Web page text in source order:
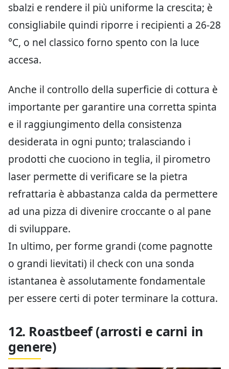
sbalzi e rendere il più uniforme la crescita; è
consigliabile quindi riporre i recipienti a 26-28
°C, o nel classico forno spento con la luce
accesa.
Anche il controllo della superficie di cottura è
importante per garantire una corretta spinta
e il raggiungimento della consistenza
desiderata in ogni punto; tralasciando i
prodotti che cuociono in teglia, il pirometro
laser permette di verificare se la pietra
refrattaria è abbastanza calda da permettere
ad una pizza di divenire croccante o al pane
di sviluppare.
In ultimo, per forme grandi (come pagnotte
o grandi lievitati) il check con una sonda
istantanea è assolutamente fondamentale
per essere certi di poter terminare la cottura.
12. Roastbeef (arrosti e carni in
genere)